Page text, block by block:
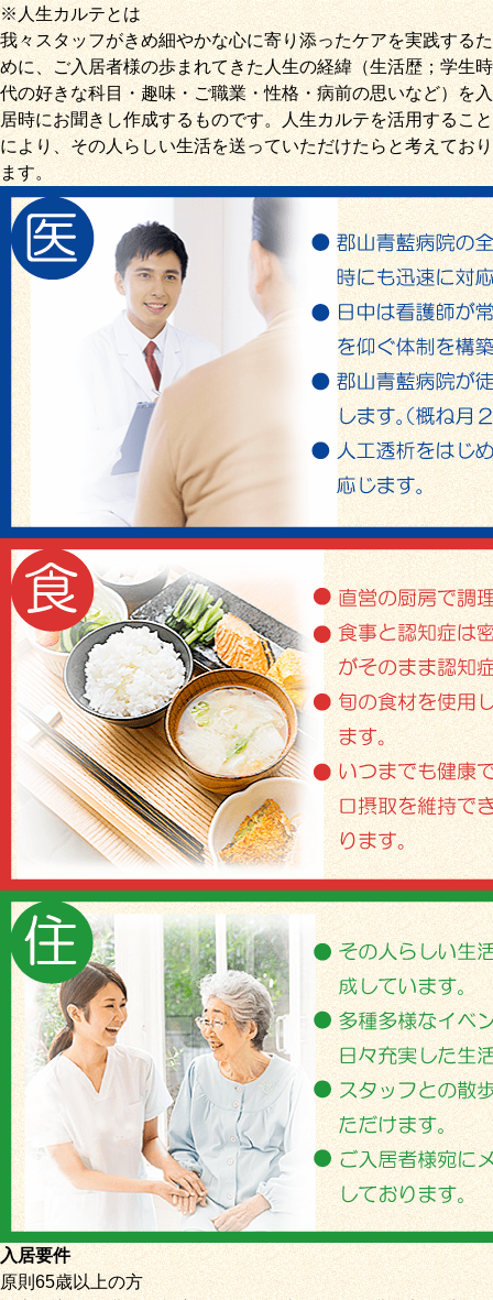
※人生カルテとは
我々スタッフがきめ細やかな心に寄り添ったケアを実践するた
めに、ご入居者様の歩まれてきた人生の経緯（生活歴；学生時
代の好きな科目・趣味・ご職業・性格・病前の思いなど）を入
居時にお聞きし作成するものです。人生カルテを活用すること
により、その人らしい生活を送っていただけたらと考えており
ます。
入居要件
原則65歳以上の方